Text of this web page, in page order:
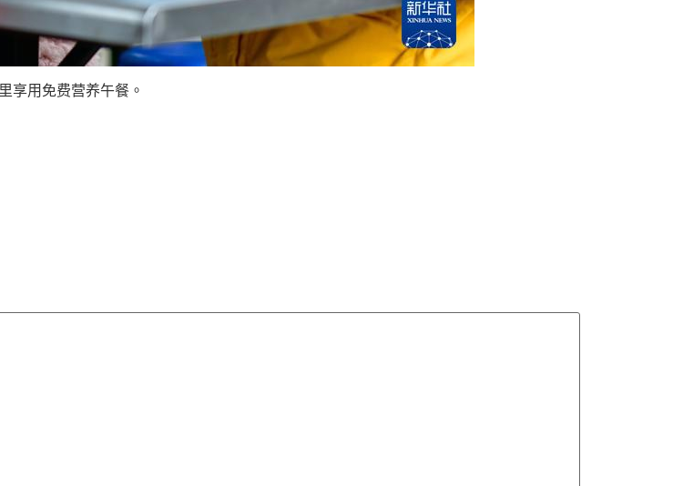
享用免费营养午餐。